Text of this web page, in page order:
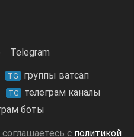
Telegram
TG группы ватсап
TG телеграм каналы
боты
с политикой